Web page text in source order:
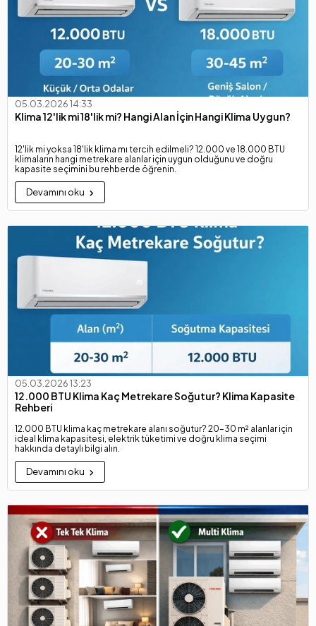
05.03.2026 14:33
Klima 12'lik mi 18'lik mi? Hangi Alan İçin Hangi Klima Uygun?
12'lik mi yoksa 18'lik klima mı tercih edilmeli? 12.000 ve 18.000 BTU
klimaların hangi metrekare alanlar için uygun olduğunu ve doğru
kapasite seçimini bu rehberde öğrenin.
Devamını oku
05.03.2026 13:23
12.000 BTU Klima Kaç Metrekare Soğutur? Klima Kapasite
Rehberi
12.000 BTU klima kaç metrekare alanı soğutur? 20–30 m² alanlar için
ideal klima kapasitesi, elektrik tüketimi ve doğru klima seçimi
hakkında detaylı bilgi alın.
Devamını oku